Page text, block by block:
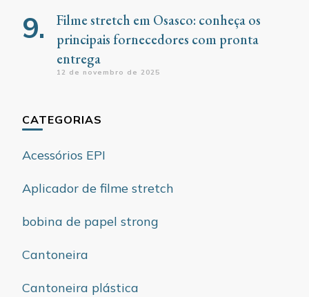
Filme stretch em Osasco: conheça os
principais fornecedores com pronta
entrega
12 de novembro de 2025
CATEGORIAS
Acessórios EPI
Aplicador de filme stretch
bobina de papel strong
Cantoneira
Cantoneira plástica